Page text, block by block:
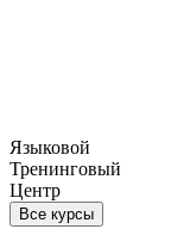
Языковой
Тренинговый
Центр
Все курсы